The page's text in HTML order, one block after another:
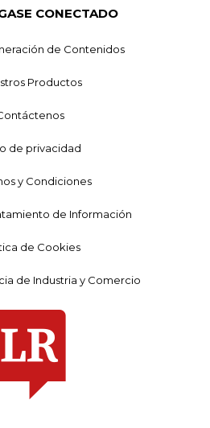
CONECTADO
de Contenidos
Productos
de privacidad
y Condiciones
de Información
de Cookies
de Industria y Comercio